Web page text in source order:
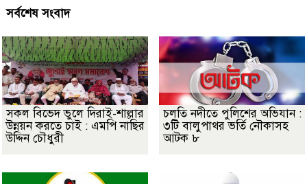
সর্বশেষ সংবাদ
সকল বিভেদ ভুলে দিরাই-শাল্লার
উন্নয়ন করতে চাই : এমপি নাছির
উদ্দিন চৌধুরী
চলতি নদীতে পুলিশের অভিযান :
৩টি বালুপাথর ভর্তি নৌকাসহ
আটক ৮